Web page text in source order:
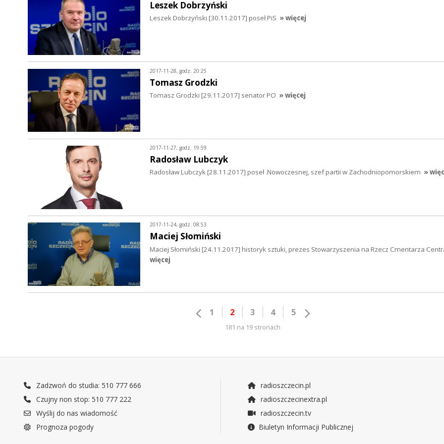
Leszek Dobrzyński
Leszek Dobrzyński [30.11.2017] poseł PiS » więcej
2017-11-28, godz. 20:25
Tomasz Grodzki
Tomasz Grodzki [29.11.2017] senator PO » więcej
2017-11-27, godz. 19:59
Radosław Lubczyk
Radosław Lubczyk [28.11.2017] poseł .Nowoczesnej, szef partii w Zachodniopomorskiem »
2017-11-24, godz. 08:53
Maciej Słomiński
Maciej Słomiński [24.11.2017] historyk sztuki, prezes Stowarzyszenia na Rzecz Cmentarza
więcej
1 2 3 4 5
181 na 19 stronach
Zadzwoń do studia: 510 777 666
Czujny non stop: 510 777 222
Wyślij do nas wiadomość
Prognoza pogody
radioszczecin.pl
radioszczecinextra.pl
radioszczecin.tv
Biuletyn Informacji Publicznej